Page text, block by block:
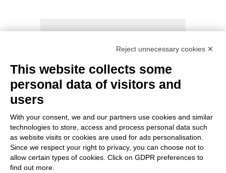
Tabla de alimentos que contienen
magnesio
CONTACTOS
Reject unnecessary cookies ✕
This website collects some
personal data of visitors and
users
With your consent, we and our partners use cookies and similar
technologies to store, access and process personal data such
as website visits or cookies are used for ads personalisation.
Since we respect your right to privacy, you can choose not to
allow certain types of cookies. Click on GDPR preferences to
find out more.